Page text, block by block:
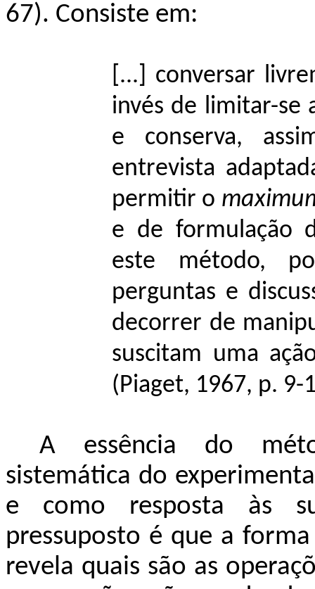
67). Consiste em:
[...] conversar
invés de limitar-se
e conserva,
entrevista
permitir o
e de formulação
este método,
perguntas e
decorrer de
suscitam uma
(Piaget, 1967, p. 9-
A essência do
sistemática do
e como resposta às
pressuposto é que a
revela quais são as